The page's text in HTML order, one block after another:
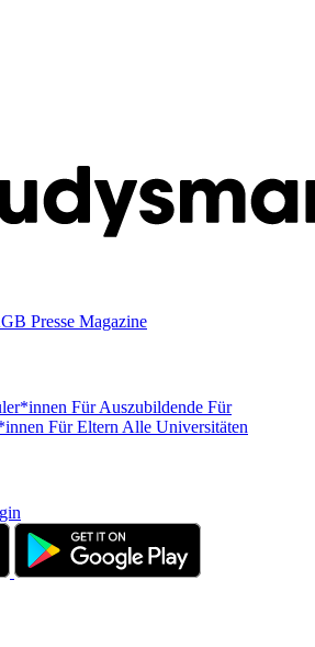
Presse Magazine
Für Auszubildende Für
Für Eltern Alle Universitäten